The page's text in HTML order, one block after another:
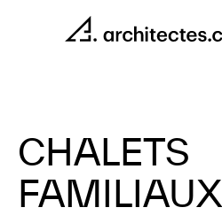
CHALETS
FAMILIAUX